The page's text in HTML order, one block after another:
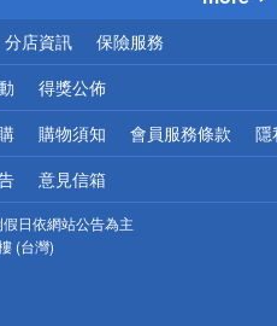
！
分店資訊 保險服務
得獎公佈
購物須知 會員服務條款 隱
意見信箱
日依網站公告為主
(台灣)